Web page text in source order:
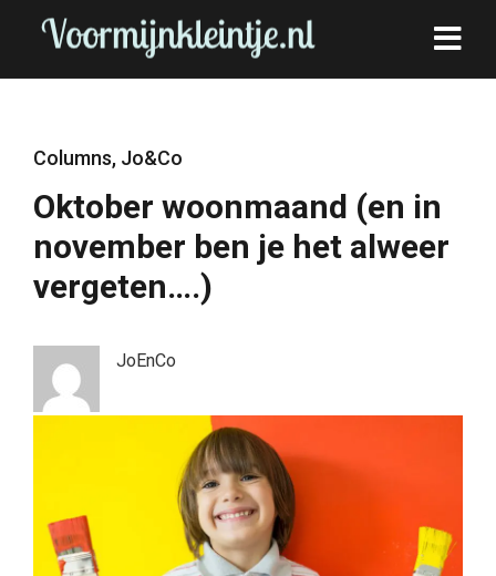
Columns, Jo&Co
Oktober woonmaand (en in
november ben je het alweer
vergeten….)
JoEnCo